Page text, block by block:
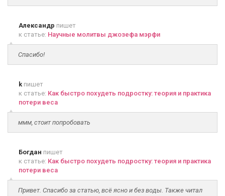
Александр пишет
к статье: Научные молитвы джозефа мэрфи
Спасибо!
k пишет
к статье: Как быстро похудеть подростку: теория и практика
потери веса
ммм, стоит попробовать
Богдан пишет
к статье: Как быстро похудеть подростку: теория и практика
потери веса
Привет. Спасибо за статью, всё ясно и без воды. Также читал